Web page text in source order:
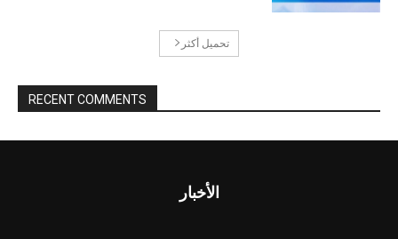
تحميل أكثر
RECENT COMMENTS
الأخبار